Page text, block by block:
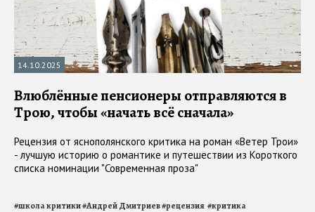
14.10.2025
Влюблённые пенсионеры отправляются в
Трою, чтобы «начать всё сначала»
Рецензия от яснополянского критика на роман «Ветер Трои»
- лучшую историю о романтике и путешествии из Короткого
списка номинации "Современная проза"
#школа критики#Андрей Дмитриев#рецензия #критика